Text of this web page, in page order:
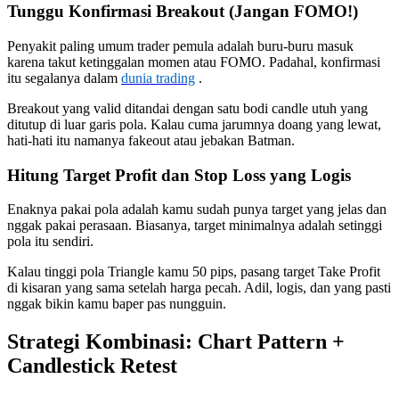
Tunggu Konfirmasi Breakout (Jangan FOMO!)
Penyakit paling umum trader pemula adalah buru-buru masuk
karena takut ketinggalan momen atau FOMO. Padahal, konfirmasi
itu segalanya dalam dunia trading .
Breakout yang valid ditandai dengan satu bodi candle utuh yang
ditutup di luar garis pola. Kalau cuma jarumnya doang yang lewat,
hati-hati itu namanya fakeout atau jebakan Batman.
Hitung Target Profit dan Stop Loss yang Logis
Enaknya pakai pola adalah kamu sudah punya target yang jelas dan
nggak pakai perasaan. Biasanya, target minimalnya adalah setinggi
pola itu sendiri.
Kalau tinggi pola Triangle kamu 50 pips, pasang target Take Profit
di kisaran yang sama setelah harga pecah. Adil, logis, dan yang pasti
nggak bikin kamu baper pas nungguin.
Strategi Kombinasi: Chart Pattern +
Candlestick Retest